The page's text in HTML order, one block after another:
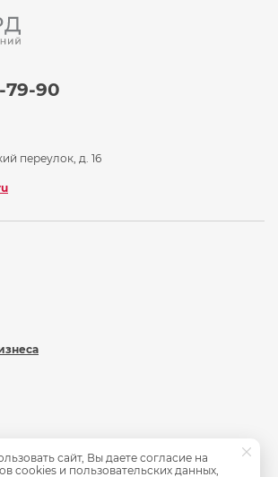
79-90
переулок, д. 16
сайт, Вы даете согласие на
cookies и пользовательских данных,